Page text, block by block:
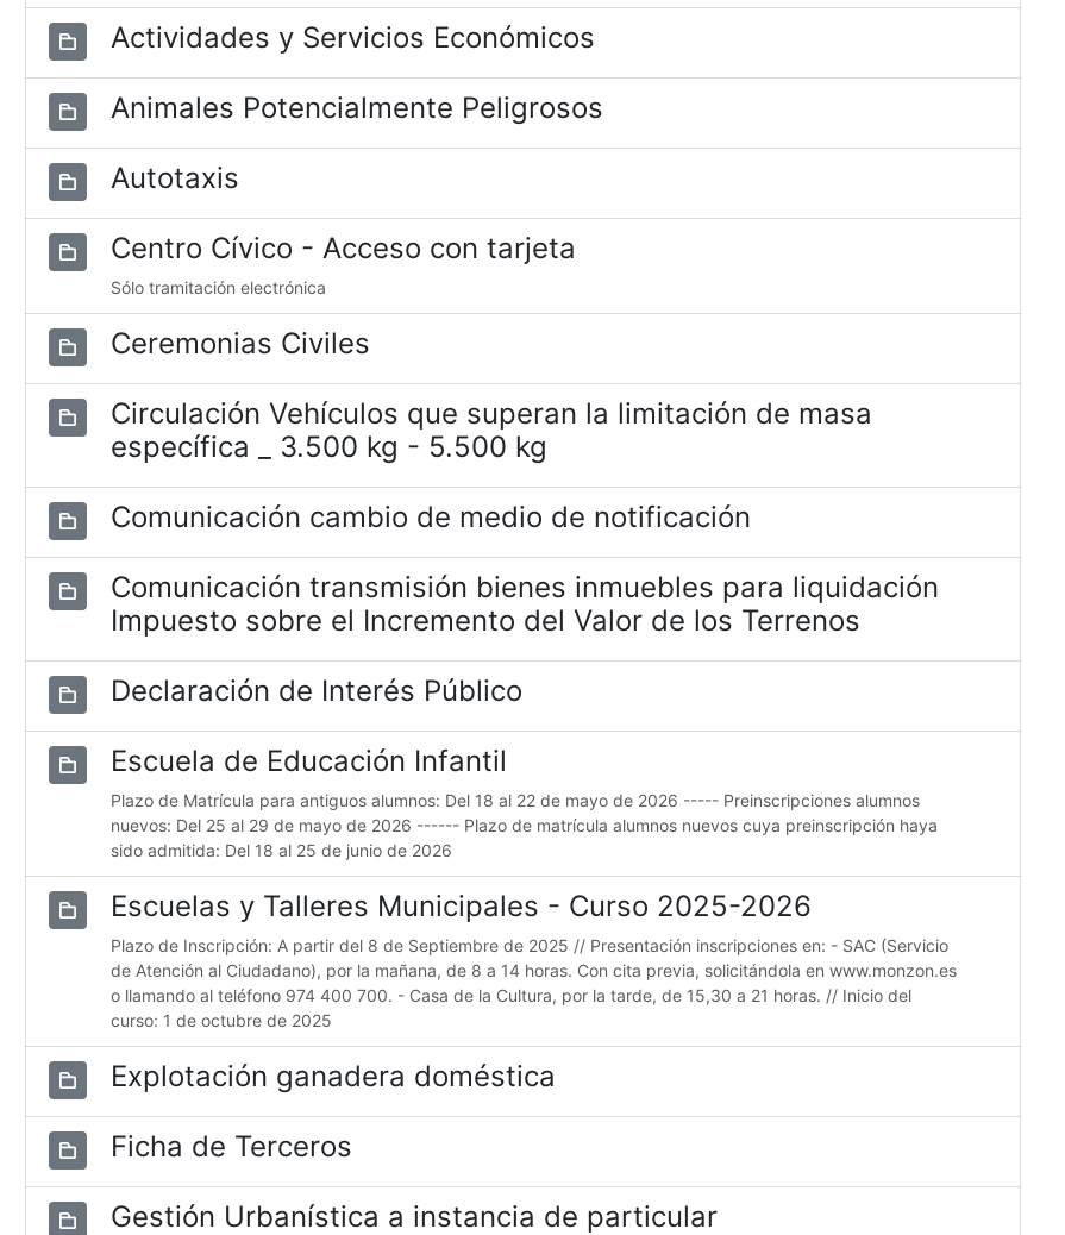
Actividades y Servicios Económicos
Animales Potencialmente Peligrosos
Autotaxis
Centro Cívico - Acceso con tarjeta
Sólo tramitación electrónica
Ceremonias Civiles
Circulación Vehículos que superan la limitación de masa
específica _ 3.500 kg - 5.500 kg
Comunicación cambio de medio de notificación
Comunicación transmisión bienes inmuebles para liquidación
Impuesto sobre el Incremento del Valor de los Terrenos
Declaración de Interés Público
Escuela de Educación Infantil
Plazo de Matrícula para antiguos alumnos: Del 18 al 22 de mayo de 2026 ----- Preinscripciones alumnos
nuevos: Del 25 al 29 de mayo de 2026 ------ Plazo de matrícula alumnos nuevos cuya preinscripción haya
sido admitida: Del 18 al 25 de junio de 2026
Escuelas y Talleres Municipales - Curso 2025-2026
Plazo de Inscripción: A partir del 8 de Septiembre de 2025 // Presentación inscripciones en: - SAC (Servicio
de Atención al Ciudadano), por la mañana, de 8 a 14 horas. Con cita previa, solicitándola en www.monzon.es
o llamando al teléfono 974 400 700. - Casa de la Cultura, por la tarde, de 15,30 a 21 horas. // Inicio del
curso: 1 de octubre de 2025
Explotación ganadera doméstica
Ficha de Terceros
Gestión Urbanística a instancia de particular